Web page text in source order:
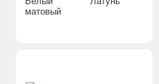
матовый F26
матовый